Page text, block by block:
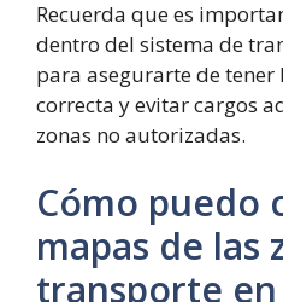
Recuerda que es
dentro del sistema de
para asegurarte de
correcta y evitar cargos
zonas no autorizadas.
Cómo puedo
mapas de las
transporte